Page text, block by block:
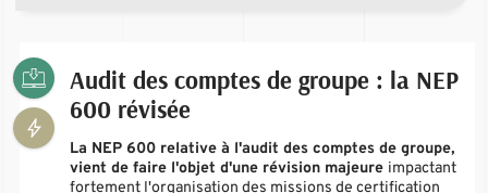
Audit des comptes de groupe : la NEP
600 révisée
La NEP 600 relative à l'audit des comptes de groupe,
vient de faire l'objet d'une révision majeure impactant
fortement l'organisation des missions de certification